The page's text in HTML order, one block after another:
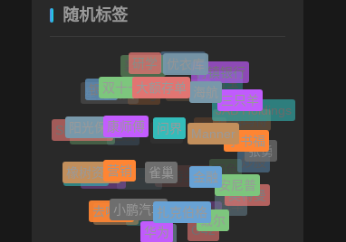
随机标签
仅退款
碧桂园
研学
优衣库
村镇银行
支付宝
李永新
Puig
星竞威武
银联
双十一
大额存单 海航
三只羊
JAB Holdings
泡泡玛特
寿险
小米
星舰
SK海力士
康师傅 问界
Manner
李书福
张勇
炒股
闲鱼
雅诗兰黛
张一鸣
孙正义
京淘淘
营销 雀巢
金融
安尼普
奥特曼
汽车
中国平安
特朗普
物联网
去哪儿
小鹏汽车扎克伯格
戴尔
G42
苏宁
华为